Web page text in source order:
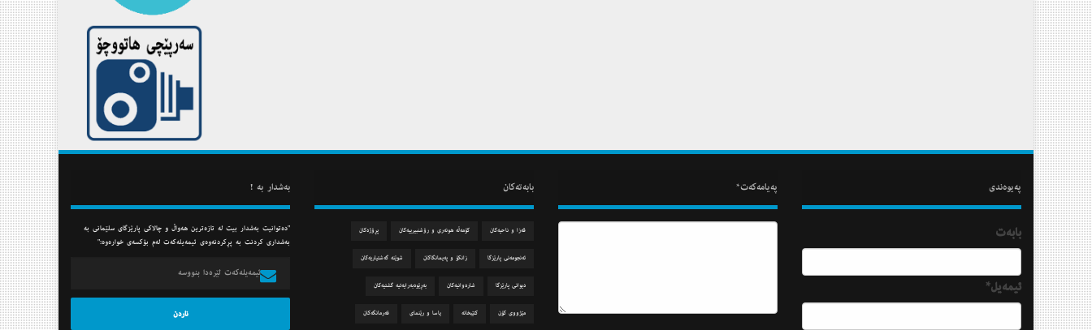
به‌شدار به‌ !
"ده‌توانیت به‌شدار بیت له‌ تازه‌ترین هه‌واڵ و چالاكی پارێزگای سلێمانی به‌
به‌شداری كردنت به‌ پڕكردنه‌وه‌ی ئیمه‌یله‌كه‌ت له‌م بۆكسه‌ی خواره‌وه‌:"
بابه‌ته‌كان
قه‌زا و ناحیه‌كان كۆمه‌ڵه‌ هونه‌ری و رۆشنبیرییه‌كان پڕۆژه‌كان
ئه‌نجومه‌نی پارێزگا زانكۆ و په‌یمانگاكان شوێنه‌ گه‌شتیاریه‌كان
دیوانی پارێزگا شاره‌وانیه‌كان به‌ڕێوه‌به‌رایه‌تیه‌ گشتیه‌كان
مێژووی كۆن كتێبخانه‌ یاسا و رێنمای فه‌رمانگه‌كان
په‌یامه‌كه‌ت* په‌یوه‌ندی
بابه‌ت
ئیمه‌یل*